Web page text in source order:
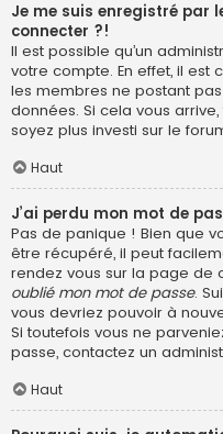
Je me suis enregistré par
connecter ?!
Il est possible qu’un
votre compte. En effet, il
les membres ne postant
données. Si cela vous
soyez plus investi sur le
Haut
J’ai perdu mon mot de
Pas de panique ! Bien que
être récupéré, il peut
rendez vous sur la page de
oublié mon mot de passe.
vous devriez pouvoir à
Si toutefois vous ne
passe, contactez un
Haut